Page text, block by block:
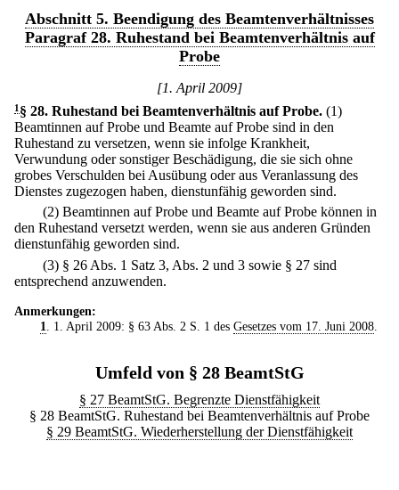
Abschnitt 5. Beendigung des Beamtenverhältnisses
Paragraf 28. Ruhestand bei Beamtenverhältnis auf
Probe
[1. April 2009]
1 § 28. Ruhestand bei Beamtenverhältnis auf Probe. (1)
Beamtinnen auf Probe und Beamte auf Probe sind in den
Ruhestand zu versetzen, wenn sie infolge Krankheit,
Verwundung oder sonstiger Beschädigung, die sie sich ohne
grobes Verschulden bei Ausübung oder aus Veranlassung des
Dienstes zugezogen haben, dienstunfähig geworden sind.
(2) Beamtinnen auf Probe und Beamte auf Probe können in
den Ruhestand versetzt werden, wenn sie aus anderen Gründen
dienstunfähig geworden sind.
(3) § 26 Abs. 1 Satz 3, Abs. 2 und 3 sowie § 27 sind
entsprechend anzuwenden.
Anmerkungen:
1
. 1. April 2009: § 63 Abs. 2 S. 1 des Gesetzes vom 17. Juni 2008.
Umfeld von § 28 BeamtStG
§ 27 BeamtStG. Begrenzte Dienstfähigkeit
§ 28 BeamtStG. Ruhestand bei Beamtenverhältnis auf Probe
§ 29 BeamtStG. Wiederherstellung der Dienstfähigkeit